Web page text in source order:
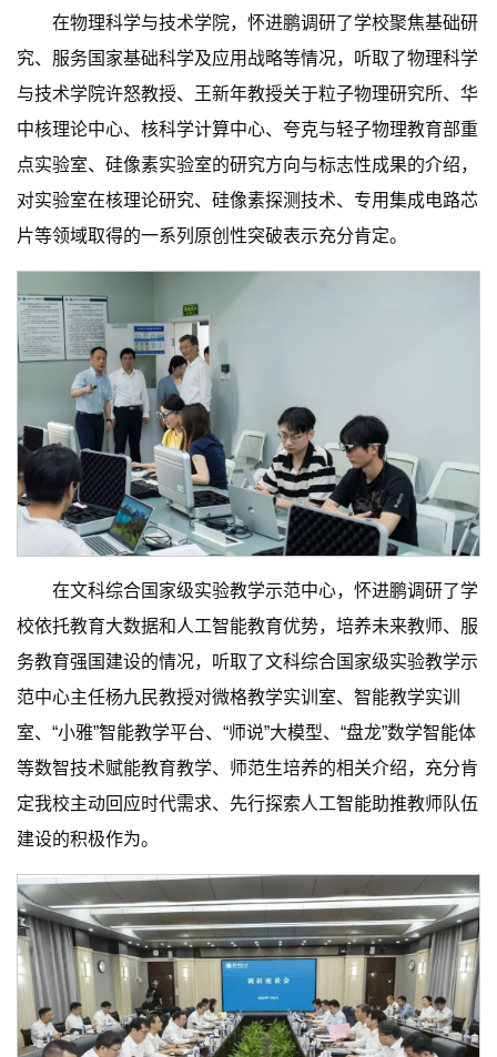
在物理科学与技术学院，怀进鹏调研了学校聚焦基础研
究、服务国家基础科学及应用战略等情况，听取了物理科学
与技术学院许怒教授、王新年教授关于粒子物理研究所、华
中核理论中心、核科学计算中心、夸克与轻子物理教育部重
点实验室、硅像素实验室的研究方向与标志性成果的介绍，
对实验室在核理论研究、硅像素探测技术、专用集成电路芯
片等领域取得的一系列原创性突破表示充分肯定。
在文科综合国家级实验教学示范中心，怀进鹏调研了学
校依托教育大数据和人工智能教育优势，培养未来教师、服
务教育强国建设的情况，听取了文科综合国家级实验教学示
范中心主任杨九民教授对微格教学实训室、智能教学实训
室、“小雅”智能教学平台、“师说”大模型、“盘龙”数学智能体
等数智技术赋能教育教学、师范生培养的相关介绍，充分肯
定我校主动回应时代需求、先行探索人工智能助推教师队伍
建设的积极作为。